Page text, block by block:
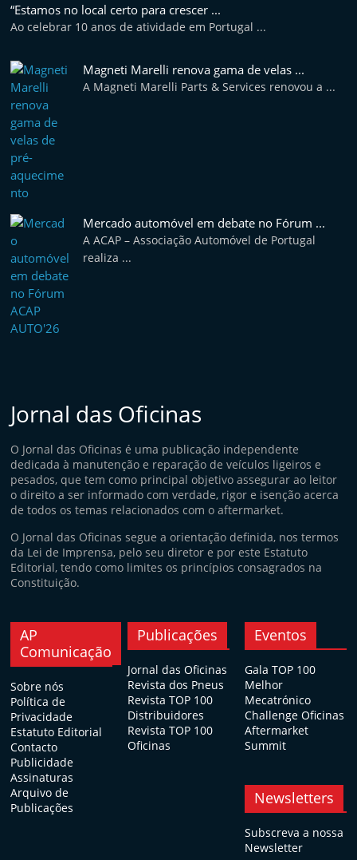
a
“Estamos no local certo para crescer ...
Ao celebrar 10 anos de atividade em Portugal ...
Magneti Marelli renova gama de velas ...
A Magneti Marelli Parts & Services renovou a ...
Mercado automóvel em debate no Fórum ...
A ACAP – Associação Automóvel de Portugal
realiza ...
Jornal das Oficinas
O Jornal das Oficinas é uma publicação independente
dedicada à manutenção e reparação de veículos ligeiros e
pesados, que tem como principal objetivo assegurar ao leitor
o direito a ser informado com verdade, rigor e isenção acerca
de todos os temas relacionados com o aftermarket.
O Jornal das Oficinas segue a orientação definida, nos termos
da Lei de Imprensa, pelo seu diretor e por este Estatuto
Editorial, tendo como limites os princípios consagrados na
Constituição.
AP
Comunicação
Sobre nós
Política de
Privacidade
Estatuto Editorial
Contacto
Publicidade
Assinaturas
Arquivo de
Publicações
Publicações
Jornal das Oficinas
Revista dos Pneus
Revista TOP 100
Distribuidores
Revista TOP 100
Oficinas
Eventos
Gala TOP 100
Melhor
Mecatrónico
Challenge Oficinas
Aftermarket
Summit
Newsletters
Subscreva a nossa
Newsletter